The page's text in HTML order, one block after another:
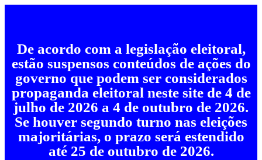
De acordo com a legislação eleitoral,
estão suspensos conteúdos de ações do
governo que podem ser considerados
propaganda eleitoral neste site de 4 de
julho de 2026 a 4 de outubro de 2026.
Se houver segundo turno nas eleições
majoritárias, o prazo será estendido
até 25 de outubro de 2026.